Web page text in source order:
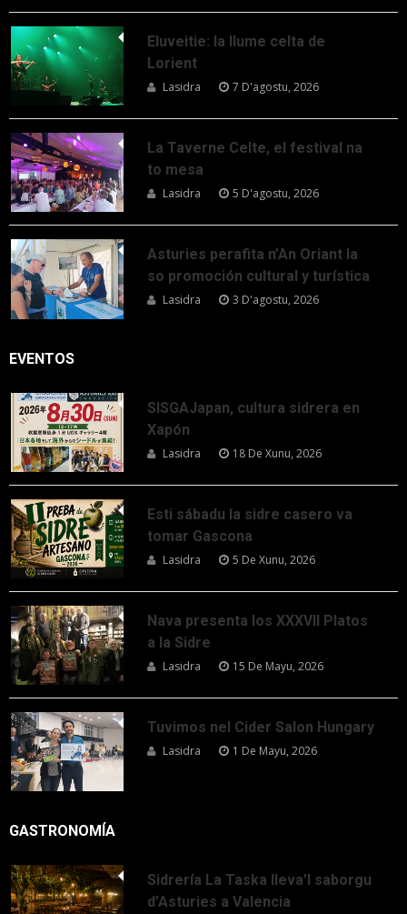
Eluveitie: la llume celta de
Lorient
Lasidra 7 D'agostu, 2026
La Taverne Celte, el festival na
to mesa
Lasidra 5 D'agostu, 2026
Asturies perafita n’An Oriant la
so promoción cultural y turística
Lasidra 3 D'agostu, 2026
EVENTOS
SISGAJapan, cultura sidrera en
Xapón
Lasidra 18 De Xunu, 2026
Esti sábadu la sidre casero va
tomar Gascona
Lasidra 5 De Xunu, 2026
Nava presenta los XXXVII Platos
a la Sidre
Lasidra 15 De Mayu, 2026
Tuvimos nel Cider Salon Hungary
Lasidra 1 De Mayu, 2026
GASTRONOMÍA
Sidrería La Taska lleva’l saborgu
d’Asturies a Valencia